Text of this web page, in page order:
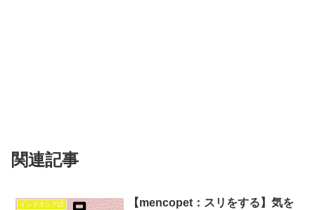
関連記事
インドネシア語
【mencopet：スリをする】気を